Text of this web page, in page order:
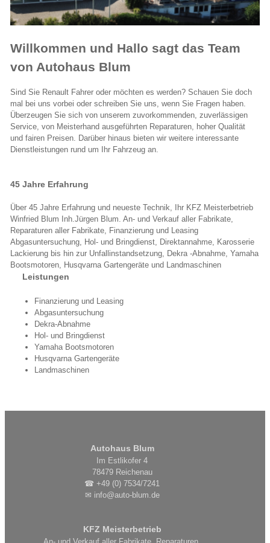
Willkommen und Hallo sagt das Team
von Autohaus Blum
Sind Sie Renault Fahrer oder möchten es werden? Schauen Sie doch
mal bei uns vorbei oder schreiben Sie uns, wenn Sie Fragen haben.
Überzeugen Sie sich von unserem zuvorkommenden, zuverlässigen
Service, von Meisterhand ausgeführten Reparaturen, hoher Qualität
und fairen Preisen. Darüber hinaus bieten wir weitere interessante
Dienstleistungen rund um Ihr Fahrzeug an.
45 Jahre Erfahrung
Über 45 Jahre Erfahrung und neueste Technik, Ihr KFZ Meisterbetrieb
Winfried Blum Inh.Jürgen Blum. An- und Verkauf aller Fabrikate,
Reparaturen aller Fabrikate, Finanzierung und Leasing
Abgasuntersuchung, Hol- und Bringdienst, Direktannahme, Karosserie
Lackierung bis hin zur Unfallinstandsetzung, Dekra -Abnahme, Yamaha
Bootsmotoren, Husqvarna Gartengeräte und Landmaschinen
Leistungen
Finanzierung und Leasing
Abgasuntersuchung
Dekra-Abnahme
Hol- und Bringdienst
Yamaha Bootsmotoren
Husqvarna Gartengeräte
Landmaschinen
Autohaus Blum
Im Estlikofer 4
78479 Reichenau
☎ +49 (0) 7534/7241
✉ info@auto-blum.de
KFZ Meisterbetrieb